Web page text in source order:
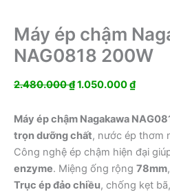
Máy ép chậm
NAG0818 200W
2.480.000₫Giá
là:
2.480.000 ₫.
1.050.000₫Giá
tại
là:
Máy ép chậm Nagakawa
trọn dưỡng chất, nước ép thơm
Công nghệ ép chậm hiện đại
enzyme. Miệng ống rộng 78mm
Trục ép đảo chiều, chống kẹt